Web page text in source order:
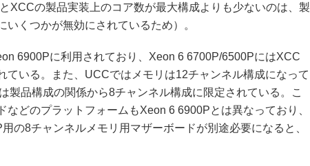
XCCの製品実装上のコア数が最大構成よりも少ないのは、製
いくつかが無効にされているため）。
6900Pに利用されており、Xeon 6 6700P/6500PにはXCC
ている。また、UCCではメモリは12チャンネル構成になって
製品構成の関係から8チャンネル構成に限定されている。こ
などのプラットフォームもXeon 6 6900Pとは異なっており、
の8チャンネルメモリ用マザーボードが別途必要になると、